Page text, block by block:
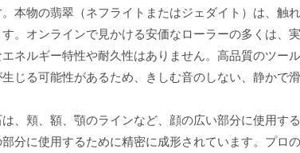
本物の翡翠（ネフライトまたはジェダイト）は、触
。オンラインで見かける安価なローラーの多くは、
ネルギー特性や耐久性はありません。高品質のツー
じる可能性があるため、きしむ音のしない、静かで
、頬、額、顎のラインなど、顔の広い部分に使用す
分に使用するために精密に成形されています。プロ